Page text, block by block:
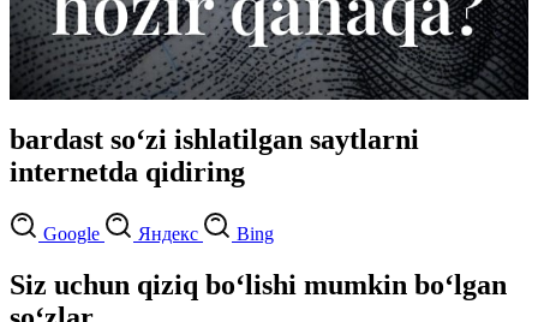
bardast so‘zi ishlatilgan saytlarni
internetda qidiring
Google Яндекс Bing
Siz uchun qiziq bo‘lishi mumkin bo‘lgan